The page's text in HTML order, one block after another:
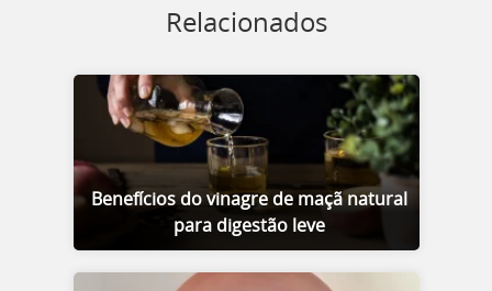
Relacionados
Benefícios do vinagre de maçã natural
para digestão leve